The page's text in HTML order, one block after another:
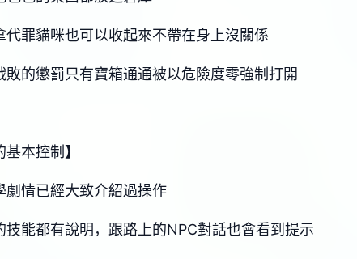
代罪貓咪也可以收起來不帶在身上沒關係
敗的懲罰只有寶箱通通被以危險度零強制打開
基本控制】
劇情已經大致介紹過操作
技能都有說明，跟路上的NPC對話也會看到提示